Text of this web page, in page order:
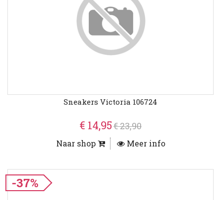
Sneakers Victoria 106724
€ 14,95€ 23,90
Naar shop Meer info
-37%